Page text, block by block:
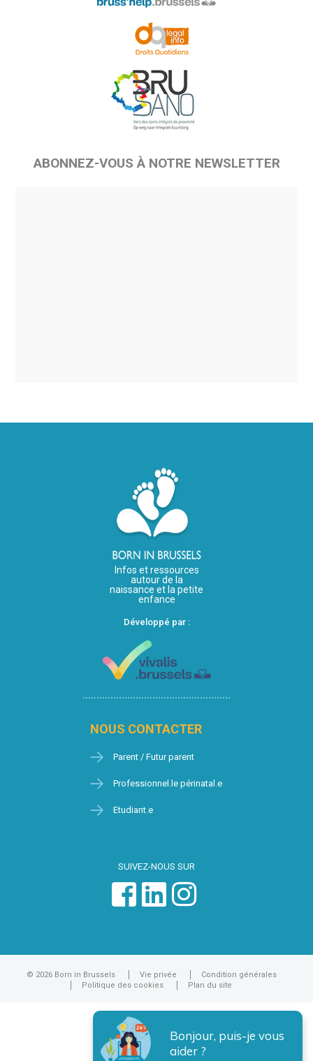
ABONNEZ-VOUS À NOTRE NEWSLETTER
Infos et ressources
autour de la
naissance et la petite
enfance
Développé par :
NOUS CONTACTER
Parent / Futur parent
Professionnel.le périnatal.e
Etudiant.e
SUIVEZ-NOUS SUR
Bonjour, puis-je vous
aider ?
© 2026 Born in Brussels Vie privée
Condition générales
Politique des cookies
Plan du site